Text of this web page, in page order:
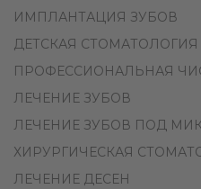
ИМПЛАНТАЦИЯ ЗУБОВ
ДЕТСКАЯ СТОМАТОЛОГИЯ
ПРОФЕССИОНАЛЬНАЯ
ЛЕЧЕНИЕ ЗУБОВ
ЛЕЧЕНИЕ ЗУБОВ ПОД
ХИРУРГИЧЕСКАЯ
ЛЕЧЕНИЕ ДЕСЕН